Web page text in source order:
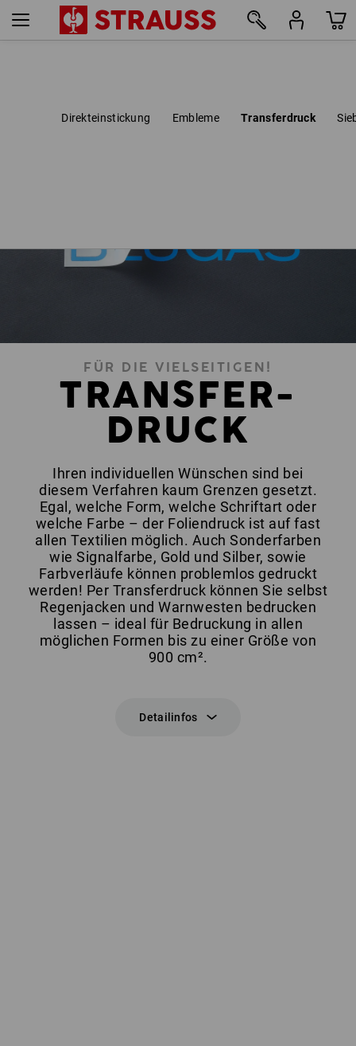
Direkteinstickung Embleme Transferdruck
FÜR DIE VIELSEITIGEN!
TRANSFER-
DRUCK
Ihren individuellen Wünschen sind bei
diesem Verfahren kaum Grenzen gesetzt.
Egal, welche Form, welche Schriftart oder
welche Farbe – der Foliendruck ist auf fast
allen Textilien möglich. Auch Sonderfarben
wie Signalfarbe, Gold und Silber, sowie
Farbverläufe können problemlos gedruckt
werden! Per Transferdruck können Sie selbst
Regenjacken und Warnwesten bedrucken
lassen – ideal für Bedruckung in allen
möglichen Formen bis zu einer Größe von
900 cm².
Detailinfos